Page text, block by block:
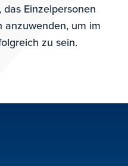
Einzelpersonen
anzuwenden, um im
zu sein.